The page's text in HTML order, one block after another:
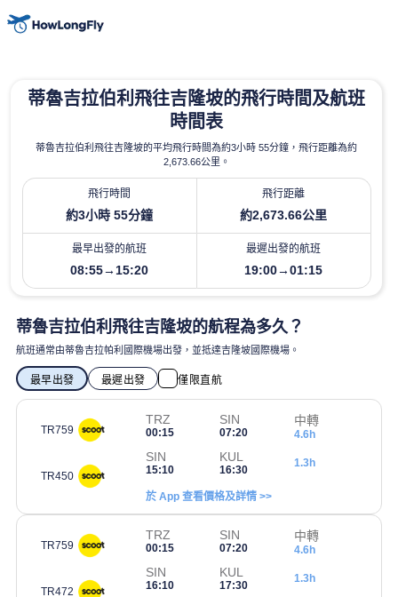
蒂魯吉拉伯利飛往吉隆坡的飛行時間及航班
時間表
蒂魯吉拉伯利飛往吉隆坡的平均飛行時間為約3小時 55分鐘，飛行距離為約
2,673.66公里。
飛行時間
約3小時 55分鐘
飛行距離
約2,673.66公里
最早出發的航班
08:55→15:20
最遲出發的航班
19:00→01:15
蒂魯吉拉伯利飛往吉隆坡的航程為多久？
航班通常由蒂魯吉拉帕利國際機場出發，並抵達吉隆坡國際機場。
最早出發 最遲出發 僅限直航
TR759
TRZ
00:15
SIN
07:20
中轉
4.6h
TR450
SIN
15:10
KUL
16:30
1.3h
於 App 查看價格及詳情 >>
TR759
TRZ
00:15
SIN
07:20
中轉
4.6h
TR472
SIN
16:10
KUL
17:30
1.3h